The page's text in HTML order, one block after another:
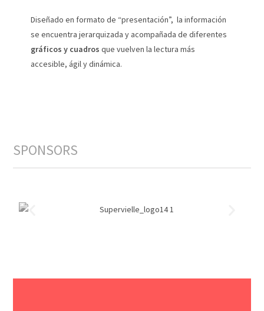
Diseñado en formato de “presentación”, la información
se encuentra jerarquizada y acompañada de diferentes
gráficos y cuadros que vuelven la lectura más
accesible, ágil y dinámica.
SPONSORS